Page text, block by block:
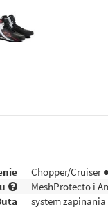
Chopper/Cruiser
MeshProtecto i
system zapinania